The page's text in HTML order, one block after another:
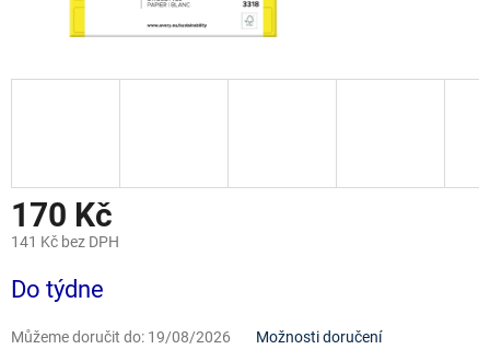
170 Kč
141 Kč bez DPH
cena:
Do týdne
Můžeme doručit do: 19/08/2026 Možnosti doručení